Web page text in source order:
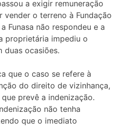
a exigir remuneração
vender o terreno à Fundação
Funasa não respondeu e a
proprietária impediu o
duas ocasiões.
que o caso se refere à
do direito de vizinhança,
prevê a indenização.
não tenha
que o imediato